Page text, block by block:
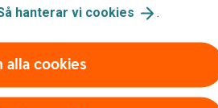
hanterar vi cookies .
alla cookies